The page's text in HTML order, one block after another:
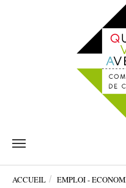
êtes
ACCUEIL EMPLOI -